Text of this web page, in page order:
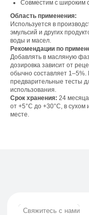
Совместим с широким
Область применения:
Используется в
эмульсий и других
воды и масел.
Рекомендации по
Добавлять в масляную
дозировка зависит от
обычно составляет 1–5%.
предварительные тесты
использования.
Срок хранения: 24
от +5°C до +30°C, в
месте.
Контакты
г. Москва, вн. тер. г.
Ломоносовский, ул.
12, к. 1, помещ. 3/1
Офис компании: